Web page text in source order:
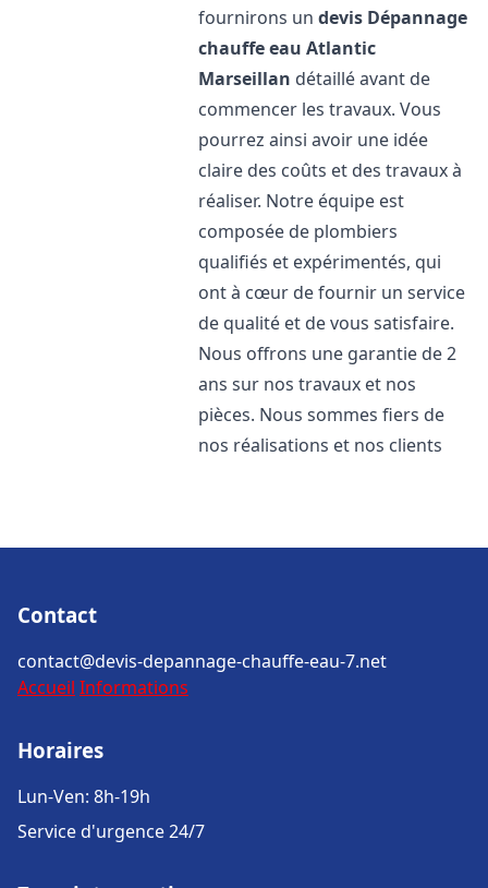
fournirons undevis Dépannage
chauffe eau Atlantic
Marseillan détaillé avant de
commencer les travaux. Vous
pourrez ainsi avoir une idée
claire des coûts et des travaux à
réaliser. Notre équipe est
composée de plombiers
qualifiés et expérimentés, qui
ont à cœur de fournir un service
de qualité et de vous satisfaire.
Nous offrons une garantie de 2
ans sur nos travaux et nos
pièces. Nous sommes fiers de
nos réalisations et nos clients
Contact
contact@devis-depannage-chauffe-eau-7.net
Accueil Informations
Horaires
Lun-Ven: 8h-19h
Service d'urgence 24/7